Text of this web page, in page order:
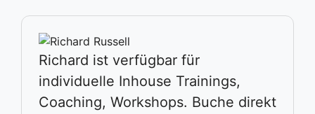
Richard ist verfügbar für
individuelle Inhouse Trainings,
Coaching, Workshops. Buche direkt